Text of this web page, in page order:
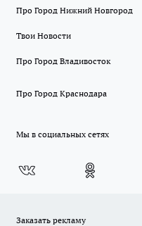
Про Город Нижний Новгород
Твои Новости
Про Город Владивосток
Про Город Краснодара
Мы в социальных сетях
Заказать рекламу